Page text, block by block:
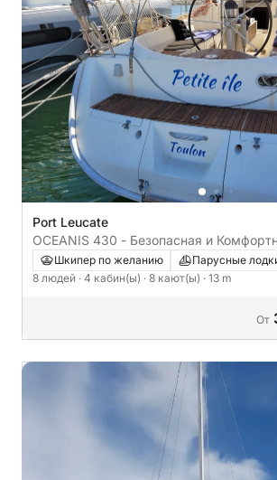
Port Leucate
OCEANIS 430 - Безопасная и
ЛодкаШкипер по желанию
Парусные
8 людей · 4 кабин(ы) · 8 кают(ы) · 13 m
От